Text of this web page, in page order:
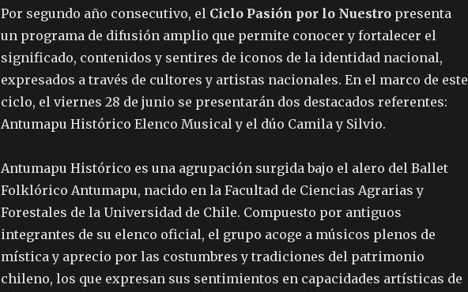
Por segundo año consecutivo, el Ciclo Pasión por lo Nuestro presenta
un programa de difusión amplio que permite conocer y fortalecer el
significado, contenidos y sentires de iconos de la identidad nacional,
expresados a través de cultores y artistas nacionales. En el marco de este
ciclo, el viernes 28 de junio se presentarán dos destacados referentes:
Antumapu Histórico Elenco Musical y el dúo Camila y Silvio.
Antumapu Histórico es una agrupación surgida bajo el alero del Ballet
Folklórico Antumapu, nacido en la Facultad de Ciencias Agrarias y
Forestales de la Universidad de Chile. Compuesto por antiguos
integrantes de su elenco oficial, el grupo acoge a músicos plenos de
mística y aprecio por las costumbres y tradiciones del patrimonio
chileno, los que expresan sus sentimientos en capacidades artísticas de